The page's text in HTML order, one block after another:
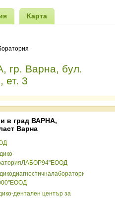
Карта
гр. Варна, бул.
ет. 3
в град ВАРНА,
Варна
дентален център за